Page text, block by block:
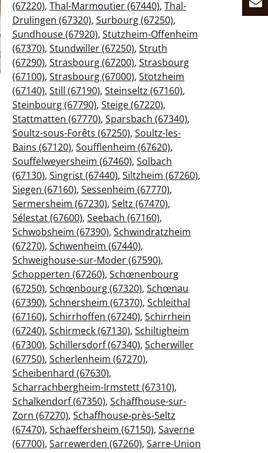
(67220), Thal-Marmoutier (67440), Thal-
Drulingen (67320), Surbourg (67250),
Sundhouse (67920), Stutzheim-Offenheim
(67370), Stundwiller (67250), Struth
(67290), Strasbourg (67200), Strasbourg
(67100), Strasbourg (67000), Stotzheim
(67140), Still (67190), Steinseltz (67160),
Steinbourg (67790), Steige (67220),
Stattmatten (67770), Sparsbach (67340),
Soultz-sous-Forêts (67250), Soultz-les-
Bains (67120), Soufflenheim (67620),
Souffelweyersheim (67460), Solbach
(67130), Singrist (67440), Siltzheim (67260),
Siegen (67160), Sessenheim (67770),
Sermersheim (67230), Seltz (67470),
Sélestat (67600), Seebach (67160),
Schwobsheim (67390), Schwindratzheim
(67270), Schwenheim (67440),
Schweighouse-sur-Moder (67590),
Schopperten (67260), Schœnenbourg
(67250), Schœnbourg (67320), Schœnau
(67390), Schnersheim (67370), Schleithal
(67160), Schirrhoffen (67240), Schirrhein
(67240), Schirmeck (67130), Schiltigheim
(67300), Schillersdorf (67340), Scherwiller
(67750), Scherlenheim (67270),
Scheibenhard (67630),
Scharrachbergheim-Irmstett (67310),
Schalkendorf (67350), Schaffhouse-sur-
Zorn (67270), Schaffhouse-près-Seltz
(67470), Schaeffersheim (67150), Saverne
(67700), Sarrewerden (67260), Sarre-Union